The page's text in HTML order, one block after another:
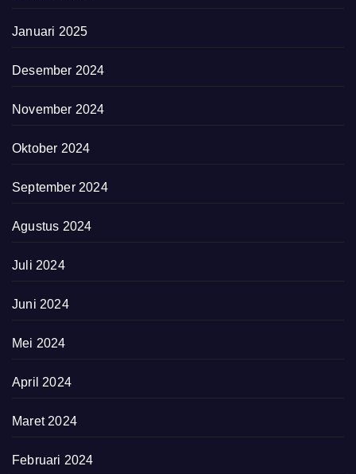
Januari 2025
Desember 2024
November 2024
Oktober 2024
September 2024
Agustus 2024
Juli 2024
Juni 2024
Mei 2024
April 2024
Maret 2024
Februari 2024